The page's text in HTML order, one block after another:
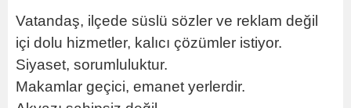
Vatandaş, ilçede süslü sözler ve reklam değil
içi dolu hizmetler, kalıcı çözümler istiyor.
Siyaset, sorumluluktur.
Makamlar geçici, emanet yerlerdir.